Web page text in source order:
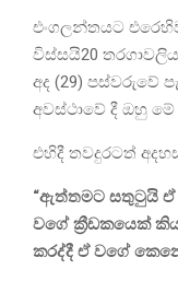
එංගලන්තයට
විස්සයි20
අද (29) පස්වරුවේ
අවස්ථාවේ දී ඔහු
එහිදී තවදුරටත්
“ඇත්තමට සතුටුයි ඒ
වගේ ක්‍රීඩකයෙක්
කරද්දී ඒ වගේ